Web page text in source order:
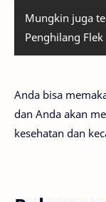
Mungkin juga
Penghilang
Anda bisa
dan Anda akan
kesehatan dan